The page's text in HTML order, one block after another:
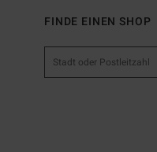
FINDE EINEN SHOP